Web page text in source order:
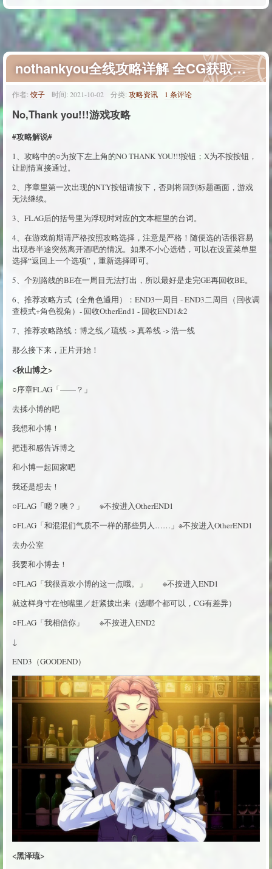
nothankyou全线攻略详解 全CG获取指南
作者: 饺子 时间: 2021-10-02 分类: 攻略资讯 1 条评论
No,Thank you!!!游戏攻略
#攻略解说#
1、攻略中的○为按下左上角的NO THANK YOU!!!按钮；X为不按按钮，
让剧情直接通过。
2、序章里第一次出现的NTY按钮请按下，否则将回到标题画面，游戏
无法继续。
3、FLAG后的括号里为浮现时对应的文本框里的台词。
4、在游戏前期请严格按照攻略选择，注意是严格！随便选的话很容易
出现春半途突然离开酒吧的情况。如果不小心选错，可以在设置菜单里
选择“返回上一个选项”，重新选择即可。
5、个别路线的BE在一周目无法打出，所以最好是走完GE再回收BE。
6、推荐攻略方式（全角色通用）：END3一周目 - END3二周目（回收调
查模式+角色视角）- 回收OtherEnd1 - 回收END1&2
7、推荐攻略路线：博之线／琉线 -> 真希线 -> 浩一线
那么接下来，正片开始！
<秋山博之>
○序章FLAG「——？」
去揉小博的吧
我想和小博！
把违和感告诉博之
和小博一起回家吧
我还是想去！
○FLAG「嗯？咦？」 ※不按进入OtherEND1
○FLAG「和混混们气质不一样的那些男人……」※不按进入OtherEND1
去办公室
我要和小博去！
○FLAG「我很喜欢小博的这一点哦。」 ※不按进入END1
就这样身寸在他嘴里／赶紧拔出来（选哪个都可以，CG有差异）
○FLAG「我相信你」 ※不按进入END2
↓
END3（GOODEND）
<黑泽琉>